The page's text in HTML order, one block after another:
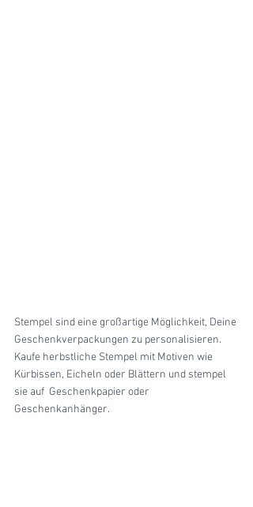
Stempel sind eine großartige Möglichkeit, Deine
Geschenkverpackungen zu personalisieren.
Kaufe herbstliche Stempel mit Motiven wie
Kürbissen, Eicheln oder Blättern und stempel
sie auf  Geschenkpapier oder
Geschenkanhänger.